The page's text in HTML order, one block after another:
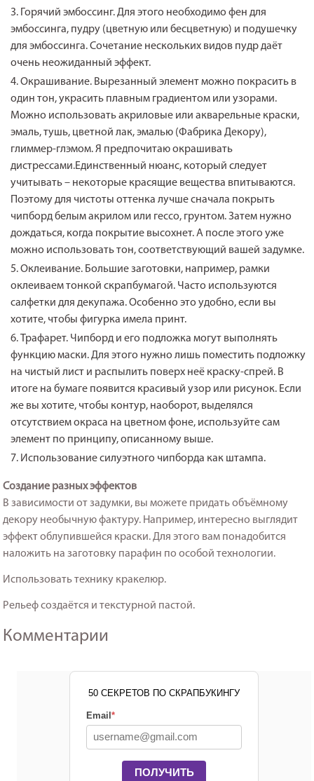
Горячий эмбоссинг. Для этого необходимо фен для
эмбоссинга, пудру (цветную или бесцветную) и подушечку
для эмбоссинга. Сочетание нескольких видов пудр даёт
очень неожиданный эффект.
Окрашивание. Вырезанный элемент можно покрасить в
один тон, украсить плавным градиентом или узорами.
Можно использовать акриловые или акварельные краски,
эмаль, тушь, цветной лак, эмалью (Фабрика Декору),
глиммер-глэмом. Я предпочитаю окрашивать
дистрессами.Единственный нюанс, который следует
учитывать – некоторые красящие вещества впитываются.
Поэтому для чистоты оттенка лучше сначала покрыть
чипборд белым акрилом или гессо, грунтом. Затем нужно
дождаться, когда покрытие высохнет. А после этого уже
можно использовать тон, соответствующий вашей задумке.
Оклеивание. Большие заготовки, например, рамки
оклеиваем тонкой скрапбумагой. Часто используются
салфетки для декупажа. Особенно это удобно, если вы
хотите, чтобы фигурка имела принт.
Трафарет. Чипборд и его подложка могут выполнять
функцию маски. Для этого нужно лишь поместить подложку
на чистый лист и распылить поверх неё краску-спрей. В
итоге на бумаге появится красивый узор или рисунок. Если
же вы хотите, чтобы контур, наоборот, выделялся
отсутствием окраса на цветном фоне, используйте сам
элемент по принципу, описанному выше.
Использование силуэтного чипборда как штампа.
Создание разных эффектов
В зависимости от задумки, вы можете придать объёмному
декору необычную фактуру. Например, интересно выглядит
эффект облупившейся краски. Для этого вам понадобится
наложить на заготовку парафин по особой технологии.
Использовать технику кракелюр.
Рельеф создаётся и текстурной пастой.
Комментарии
50 СЕКРЕТОВ ПО СКРАПБУКИНГУ
Email*
ПОЛУЧИТЬ